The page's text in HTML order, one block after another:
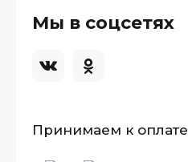
Мы в соцсетях
Принимаем к оплате